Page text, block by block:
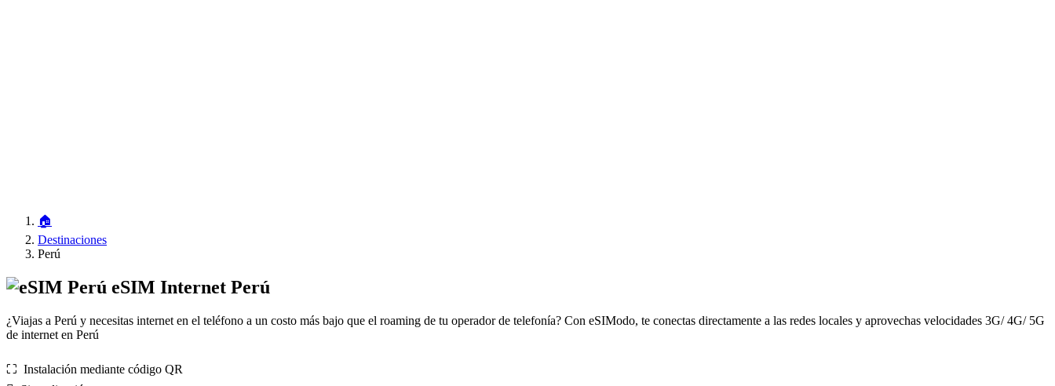
🏠
Destinaciones
Perú
eSIM Internet Perú
¿Viajas a Perú y necesitas internet en el teléfono a un costo más bajo que el roaming de tu operador de telefonía? Con eSIModo, te conectas directamente a las redes locales y aprovechas velocidades 3G/ 4G/ 5G
de internet en Perú
⛶️️ Instalación mediante código QR